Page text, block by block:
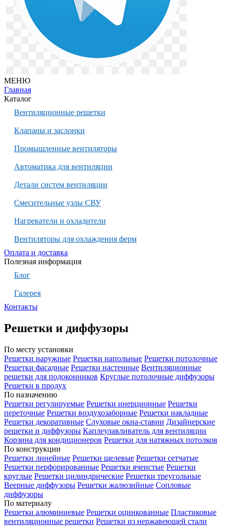
МЕНЮ
Главная
Каталог
Вентиляционные решетки
Клапаны и заслонки
Промышленные вентиляторы
Автоматика для вентиляции
Детали систем вентиляции
Смесительные узлы СВУ
Нагреватели и охладители
Вентиляторы для охлаждения ферм
Оплата и доставка
Полезная информация
Блог
Галерея
Контакты
Решетки и диффузоры
По месту установки
Решетки наружные Решетки напольные Решетки потолочные
Решетки фасадные Решетки настенные Вентиляционные
решетки для подоконников Круглые потолочные диффузоры
Решетки в продух
По назначению
Решетки регулируемые Решетки инерционные Решетки
переточные Решетки воздухозаборные Решетки накладные
Решетки декоративные Слуховые окна-ставни Дизайнерские
решетки и диффузоры Каплеулавливатель для вентиляции
Корзина для кондиционеров Решетки для натяжных потолков
По конструкции
Решетки линейные Решетки щелевые Решетки сетчатые
Решетки перфорированные Решетки ячеистые Решетки
круглые Решетки цилиндрические Решетки треугольные
Веерные диффузоры Решетки жалюзийные Сопловые
диффузоры
По материалу
Решетки алюминиевые Решетки оцинкованные Пластиковые
вентиляционные решетки Решетки из нержавеющей стали